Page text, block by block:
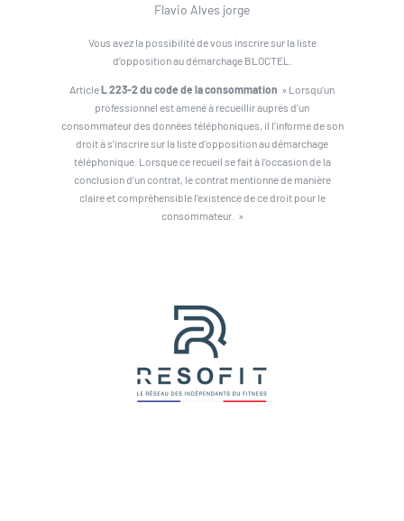
Flavio Alves jorge
Vous avez la possibilité de vous inscrire sur la liste
d’opposition au démarchage BLOCTEL.
ArticleL 223-2 du code de la consommation » Lorsqu’un
professionnel est amené à recueillir auprès d’un
consommateur des données téléphoniques, il l’informe de son
droit à s’inscrire sur la liste d’opposition au démarchage
téléphonique. Lorsque ce recueil se fait à l’occasion de la
conclusion d’un contrat, le contrat mentionne de manière
claire et compréhensible l’existence de ce droit pour le
consommateur. »